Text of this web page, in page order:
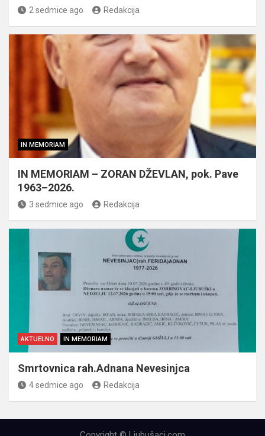
2 sedmice ago Redakcija
IN MEMORIAM
IN MEMORIAM – ZORAN DŽEVLAN, pok. Pave
1963–2026.
3 sedmice ago Redakcija
AKTUELNO IN MEMORIAM
Smrtovnica rah.Adnana Nevesinjca
4 sedmice ago Redakcija